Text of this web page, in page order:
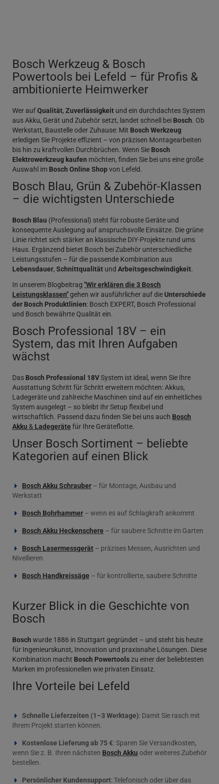
Bosch Werkzeug & Bosch
Powertools bei Lefeld – für Profis &
ambitionierte Heimwerker
Wer aufQualität, Zuverlässigkeit und ein durchdachtes System
aus Akku, Gerät und Zubehör setzt, landet schnell bei Bosch. Ob
Werkstatt, Baustelle oder Zuhause: Mit Bosch Werkzeug
erledigen Sie Projekte effizient – von präzisen Montagearbeiten
bis hin zu kraftvollen Durchbrüchen. Wenn Sie Bosch
Elektrowerkzeug kaufen möchten, finden Sie bei uns eine große
Auswahl im Bosch Online Shopvon Lefeld.
Bosch Blau, Grün & Zubehör-Klassen
– die wichtigsten Unterschiede
Bosch Blau (Professional) steht für robuste Geräte und
konsequente Auslegung auf anspruchsvolle Einsätze. Die grüne
Linie richtet sich stärker an klassische DIY-Projekte rund ums
Haus. Ergänzend bietet Bosch bei Zubehör unterschiedliche
Leistungsstufen – für die passende Kombination aus
Lebensdauer, Schnittqualität und Arbeitsgeschwindigkeit.
In unserem Blogbeitrag "Wir erklären die 3 Bosch
Leistungsklassen"gehen wir ausführlicher auf die Unterschiede
der Bosch Produktlinien: Bosch EXPERT, Bosch Professional
und Bosch bewährte Qualität ein.
Bosch Professional 18V – ein
System, das mit Ihren Aufgaben
wächst
Das Bosch Professional 18VSystem ist ideal, wenn Sie Ihre
Ausstattung Schritt für Schritt erweitern möchten: Akkus,
Ladegeräte und zahlreiche Maschinen sind auf ein einheitliches
System ausgelegt – so bleibt Ihr Setup flexibel und
wirtschaftlich. Passend dazu finden Sie bei uns auch Bosch
Akku & Ladegeräte für Ihre Geräteflotte.
Unser Bosch Sortiment – beliebte
Kategorien auf einen Blick
Bosch Akku Schrauber – für Montage, Ausbau und
Werkstatt
Bosch Bohrhammer – wenn es auf Schlagkraft ankommt
Bosch Akku Heckenschere – für saubere Schnitte im Garten
Bosch Lasermessgerät – präzises Messen, Ausrichten und
Nivellieren
Bosch Handkreissäge – für kontrollierte, saubere Schnitte
Kurzer Blick in die Geschichte von
Bosch
Bosch wurde 1886 in Stuttgart gegründet – und steht bis heute
für Ingenieurskunst, Innovation und praxisnahe Lösungen. Diese
Kombination macht Bosch Powertoolszu einer der beliebtesten
Marken im professionellen wie privaten Einsatz.
Ihre Vorteile bei Lefeld
Schnelle Lieferzeiten (1–3 Werktage): Damit Sie rasch mit
Ihrem Projekt starten können.
Kostenlose Lieferung ab 75 €: Sparen Sie Versandkosten,
wenn Sie z. B. Ihren nächsten Bosch Akku oder weiteres Zubehör
bestellen.
Persönlicher Kundensupport: Telefonisch oder über das